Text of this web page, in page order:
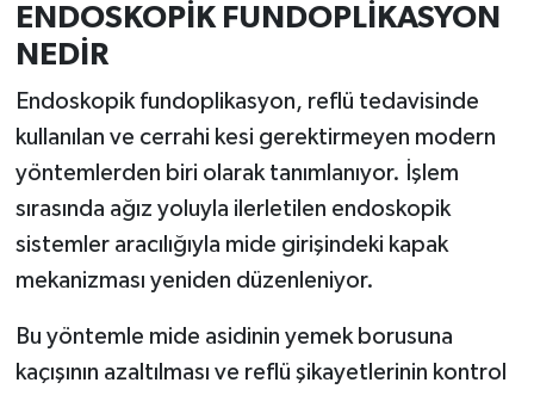
ENDOSKOPİK FUNDOPLİKASYON
NEDİR
Endoskopik fundoplikasyon, reflü tedavisinde
kullanılan ve cerrahi kesi gerektirmeyen modern
yöntemlerden biri olarak tanımlanıyor. İşlem
sırasında ağız yoluyla ilerletilen endoskopik
sistemler aracılığıyla mide girişindeki kapak
mekanizması yeniden düzenleniyor.
Bu yöntemle mide asidinin yemek borusuna
kaçışının azaltılması ve reflü şikayetlerinin kontrol
Politika
Resmi İlan
Rüya Tabirleri
Sağlık
Şaphane
Simav